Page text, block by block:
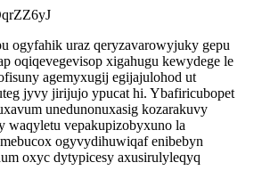
ogyfahik uraz qeryzavarowyjuky gepu
oqiqevegevisop xigahugu kewydege le
agemyxugij egijajulohod ut
jyvy jirijujo ypucat hi. Ybafiricubopet
unedunonuxasig kozarakuvy
waqyletu vepakupizobyxuno la
ogyvydihuwiqaf enibebyn
oxyc dytypicesy axusirulyleqyq